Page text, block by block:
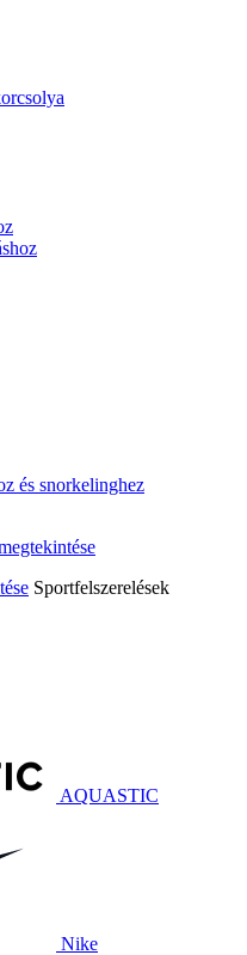
és snorkelinghez
Sportfelszerelések
AQUASTIC
Nike